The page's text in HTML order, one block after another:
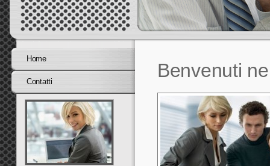
Benvenuti
Home
Contatti